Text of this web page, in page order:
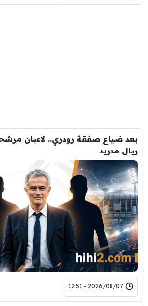
بعد ضياع صفقة رودري.. لاعبان
ريال مدريد
2026/08/07 - 12:51